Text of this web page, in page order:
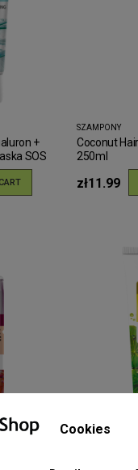
+
SOS
SZAMPONY
Coconut
250ml
zł11.99
Cookies